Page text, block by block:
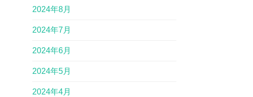
2024年8月
2024年7月
2024年6月
2024年5月
2024年4月